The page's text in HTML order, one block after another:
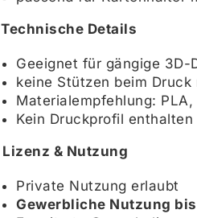
Technische Details
Geeignet für gängige 3D-
keine Stützen beim Druck
Materialempfehlung:
Kein Druckprofil enthalten
Lizenz & Nutzung
Private Nutzung erlaubt
Gewerbliche Nutzung